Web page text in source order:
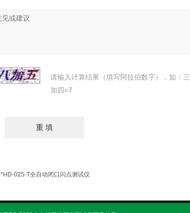
请输入计算结果（填写阿拉伯数字），如：三
加四=7
*HD-025-T全自动闭口闪点测试仪